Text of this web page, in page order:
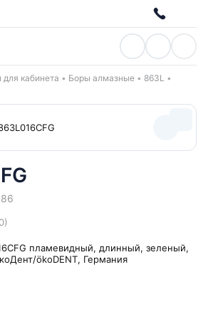
кабинета Боры алмазные
863L
пламевидный, длинный, зеленый,
ökoDENT, Германия